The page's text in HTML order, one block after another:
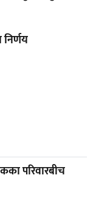
परिवारबीच